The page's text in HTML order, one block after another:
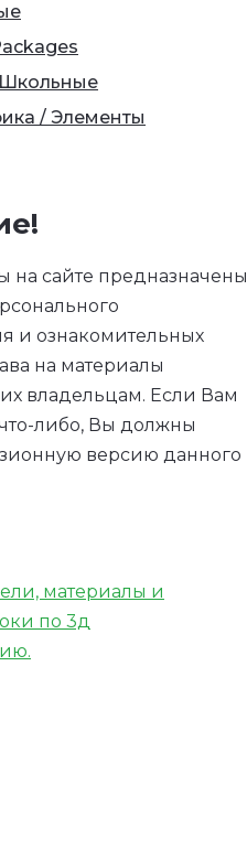
/ Элементы
на сайте предназначены
и ознакомительных
на материалы
владельцам. Если Вам
либо, Вы должны
версию данного
материалы и
по 3д